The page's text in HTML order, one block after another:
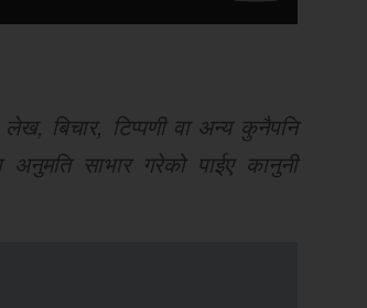
बिचार, टिप्पणी वा अन्य कुनैपनि
अनुमति साभार गरेको पाईए कानुनी